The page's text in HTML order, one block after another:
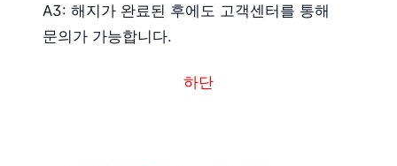
A3: 해지가 완료된 후에도 고객센터를 통해
문의가 가능합니다.
하단